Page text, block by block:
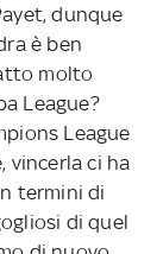
dunque
è ben
molto
League?
League
vincerla ci ha
termini di
di quel